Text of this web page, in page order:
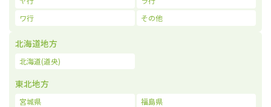
ワ行
その他
北海道地方
北海道(道央)
東北地方
宮城県 福島県